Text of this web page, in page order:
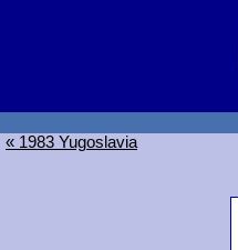
« 1983 Yugoslavia